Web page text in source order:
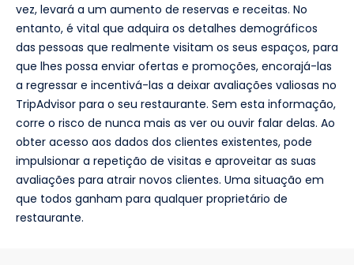
vez, levará a um aumento de reservas e receitas. No
entanto, é vital que adquira os detalhes demográficos
das pessoas que realmente visitam os seus espaços, para
que lhes possa enviar ofertas e promoções, encorajá-las
a regressar e incentivá-las a deixar avaliações valiosas no
TripAdvisor para o seu restaurante. Sem esta informação,
corre o risco de nunca mais as ver ou ouvir falar delas. Ao
obter acesso aos dados dos clientes existentes, pode
impulsionar a repetição de visitas e aproveitar as suas
avaliações para atrair novos clientes. Uma situação em
que todos ganham para qualquer proprietário de
restaurante.